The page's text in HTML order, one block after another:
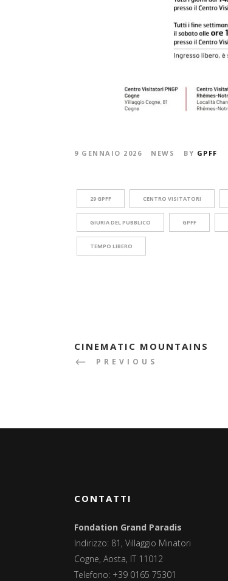
9 GENNAIO 2026 NEWS BY GPFF
29 GPFF CENTRO VISITATORI
GIURIA DEL PUBBLICO GPFF
TEMPO LIBERO
CINEMATIC MOUNTAINS
PREVIOUS
CONTATTI
Fondation Grand Paradis
Indirizzo: 81, Villaggio Minatori
Cogne, Aosta, IT 11012
Telefono: +39 0165 75301